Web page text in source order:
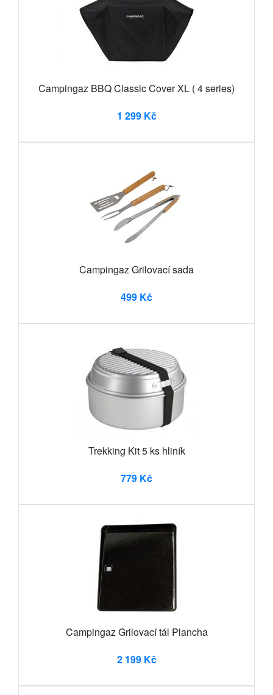
Campingaz BBQ Classic Cover XL ( 4 series)
1 299 Kč
Campingaz Grilovací sada
499 Kč
Trekking Kit 5 ks hliník
779 Kč
Campingaz Grilovací tál Plancha
2 199 Kč